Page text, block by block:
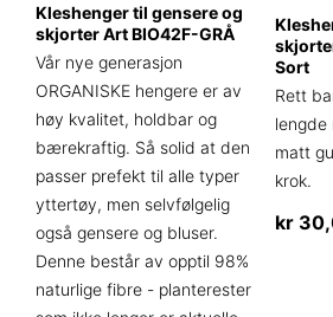
Kleshenger til gensere og
skjorter Art BIO42F-GRÅ
Vår nye generasjon
ORGANISKE hengere er av
høy kvalitet, holdbar og
bærekraftig. Så solid at den
passer prefekt til alle typer
yttertøy, men selvfølgelig
også gensere og bluser.
Denne består av opptil 98%
naturlige fibre - planterester
Sort
Rett
lengde
matt
krok.
kr